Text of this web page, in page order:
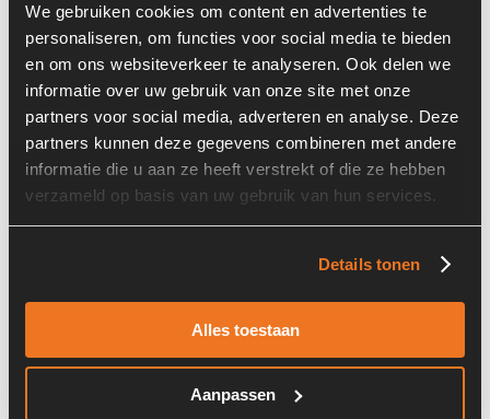
We gebruiken cookies om content en advertenties te
personaliseren, om functies voor social media te bieden
en om ons websiteverkeer te analyseren. Ook delen we
informatie over uw gebruik van onze site met onze
partners voor social media, adverteren en analyse. Deze
partners kunnen deze gegevens combineren met andere
informatie die u aan ze heeft verstrekt of die ze hebben
verzameld op basis van uw gebruik van hun services.
Details tonen
Alles toestaan
Aanpassen
Prijs op aanvraag
Voorraad nummer:
7083-015
Machine:
Liebherr A934C
Liebherr 9613031